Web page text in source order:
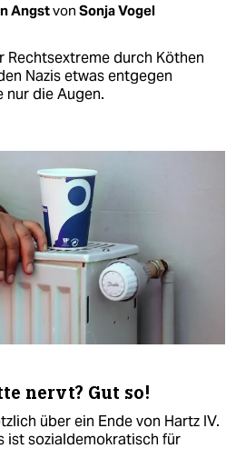
Angstvon Sonja Vogel
Rechtsextreme durch Köthen
Nazis etwas entgegen
nur die Augen.
nervt? Gut so!
über ein Ende von Hartz IV.
ist sozialdemokratisch für